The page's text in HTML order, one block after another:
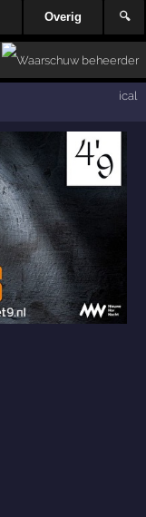
Overig 🔍
ical